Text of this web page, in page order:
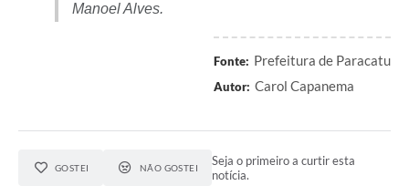
Manoel Alves.
Fonte: Prefeitura de Paracatu
Autor: Carol Capanema
GOSTEI NÃO GOSTEI
Seja o primeiro a curtir esta
notícia.